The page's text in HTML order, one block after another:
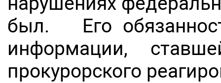
был. Его
информации,
прокурорского